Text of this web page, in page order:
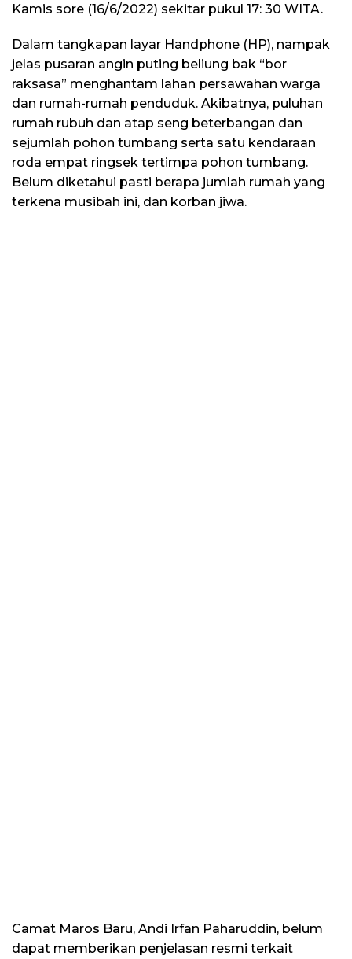
Kamis sore (16/6/2022) sekitar pukul 17: 30 WITA.
Dalam tangkapan layar Handphone (HP), nampak
jelas pusaran angin puting beliung bak “bor
raksasa” menghantam lahan persawahan warga
dan rumah-rumah penduduk. Akibatnya, puluhan
rumah rubuh dan atap seng beterbangan dan
sejumlah pohon tumbang serta satu kendaraan
roda empat ringsek tertimpa pohon tumbang.
Belum diketahui pasti berapa jumlah rumah yang
terkena musibah ini, dan korban jiwa.
Camat Maros Baru, Andi Irfan Paharuddin, belum
dapat memberikan penjelasan resmi terkait